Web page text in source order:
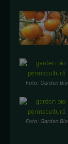
Foto: Garden Bio
Foto: Garden Bio